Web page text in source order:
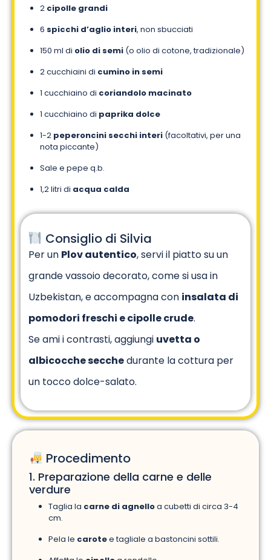
2 cipolle grandi
6 spicchi d’aglio interi, non sbucciati
150 ml di olio di semi (o olio di cotone, tradizionale)
2 cucchiaini di cumino in semi
1 cucchiaino di coriandolo macinato
1 cucchiaino di paprika dolce
1-2 peperoncini secchi interi (facoltativi, per una
nota piccante)
Sale e pepe q.b.
1,2 litri di acqua calda
Consiglio di Silvia
Per un Plov autentico, servi il piatto su un
grande vassoio decorato, come si usa in
Uzbekistan, e accompagna con insalata di
pomodori freschi e cipolle crude.
Se ami i contrasti, aggiungi uvetta o
albicocche secchedurante la cottura per
un tocco dolce-salato.
Procedimento
1. Preparazione della carne e delle
verdure
Taglia la carne di agnelloa cubetti di circa 3-4
cm.
Pela le carotee tagliale a bastoncini sottili.